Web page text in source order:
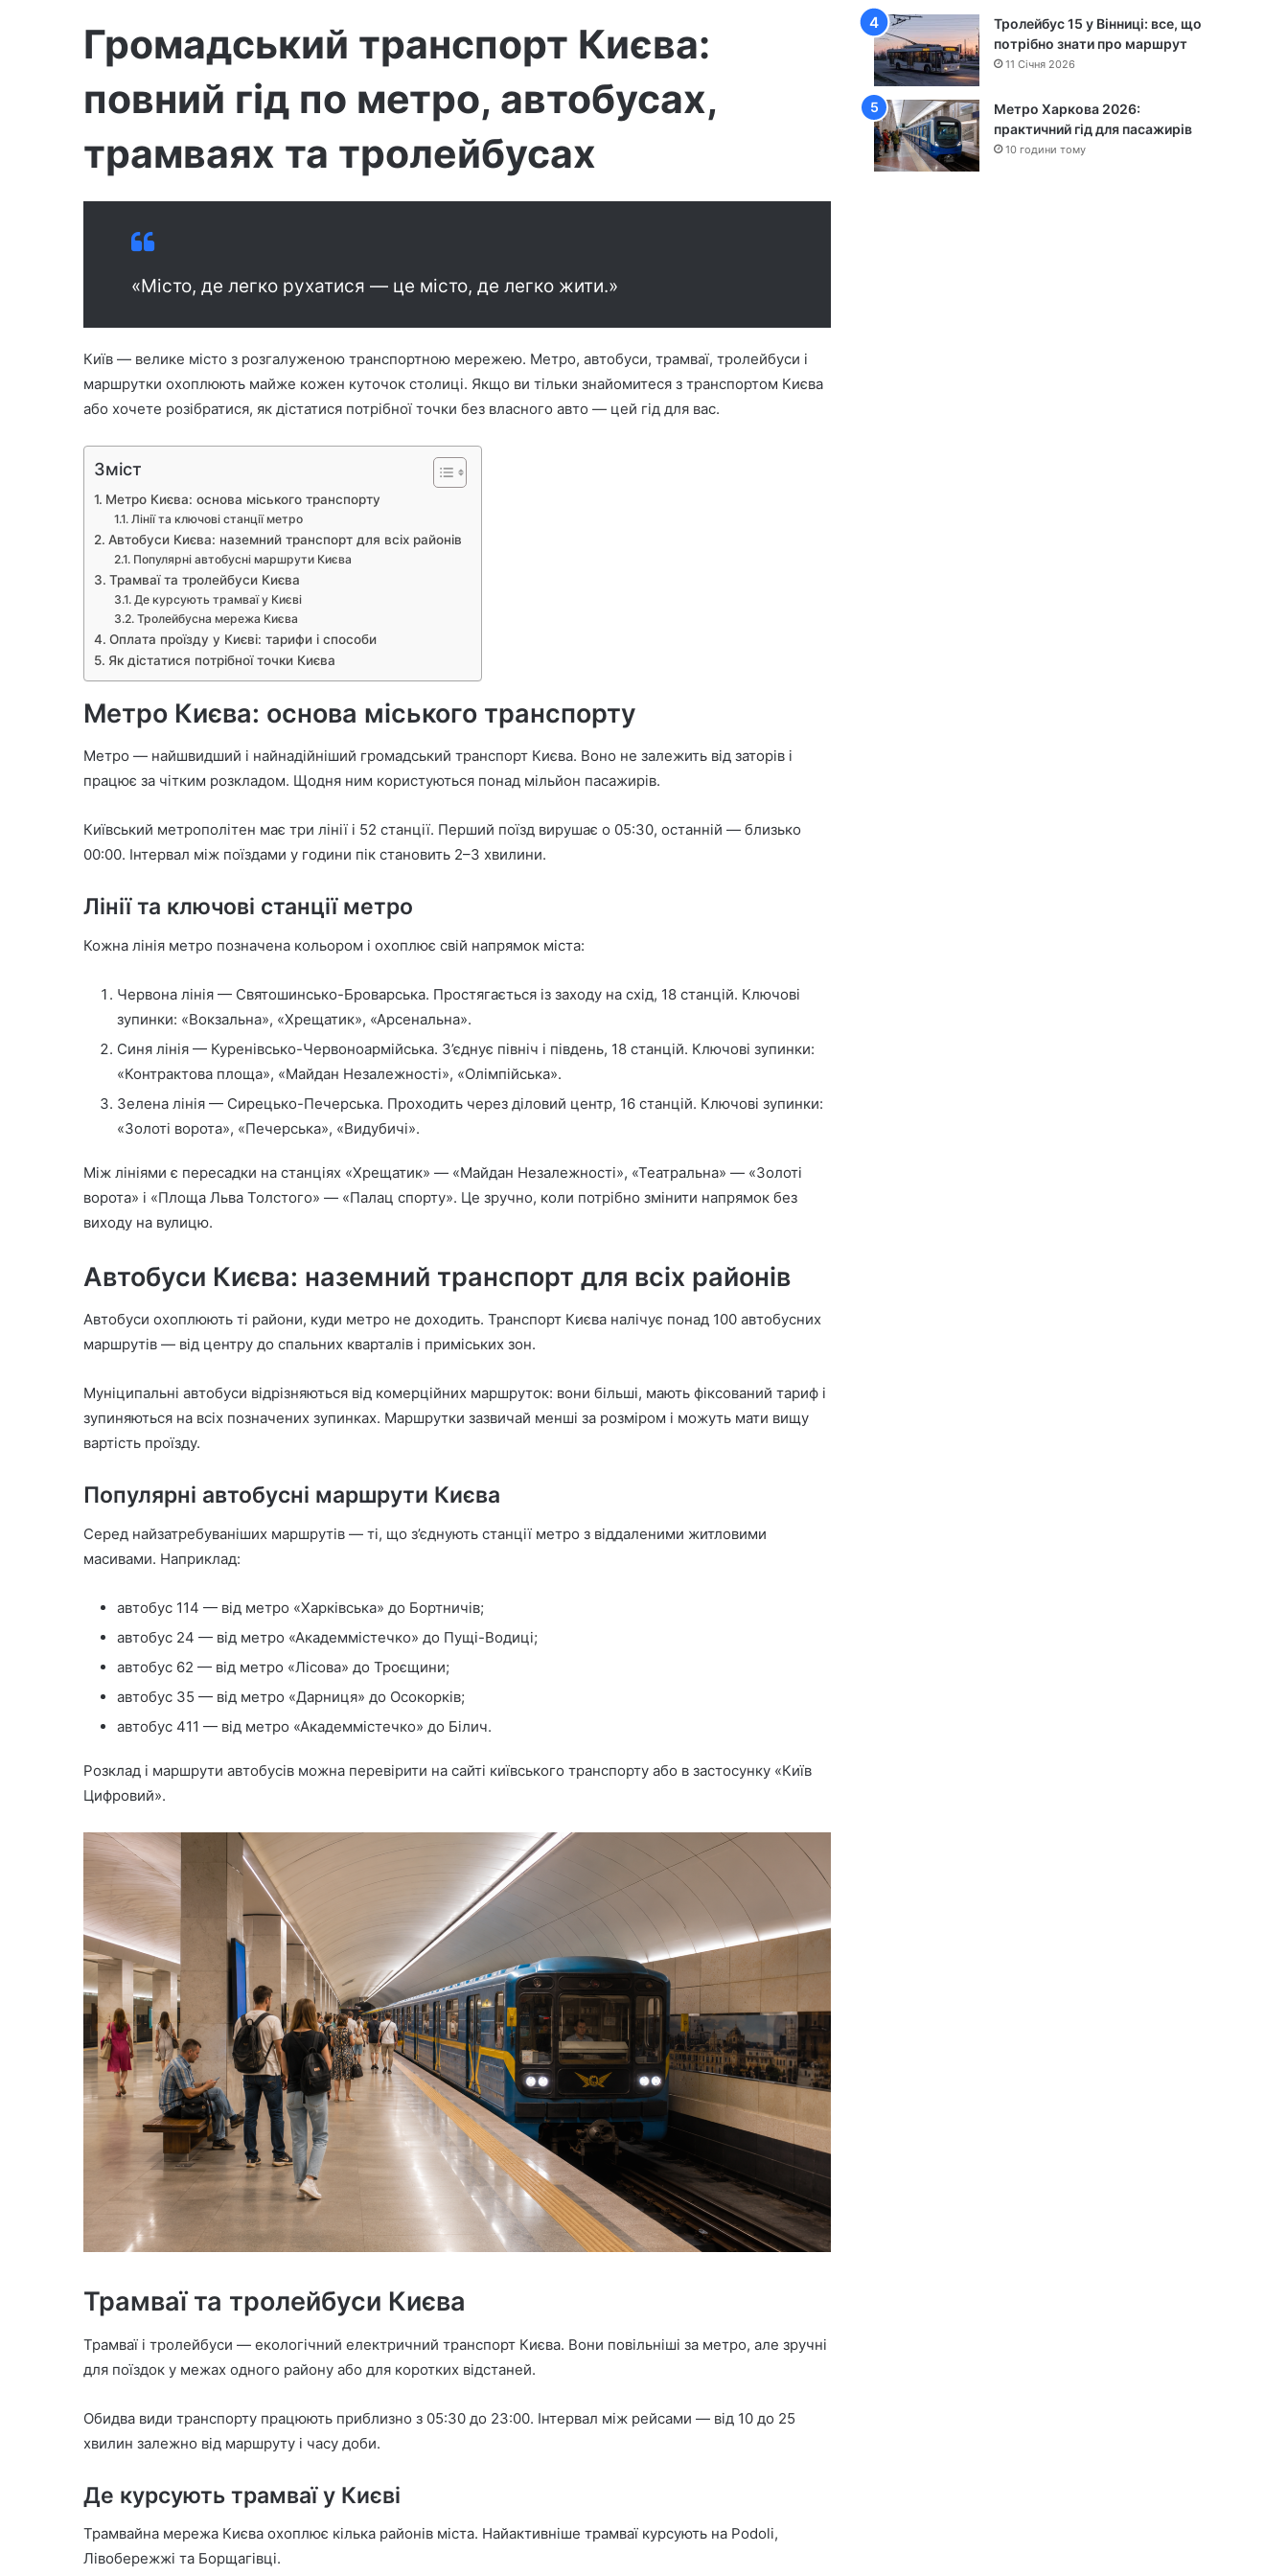
Громадський транспорт Києва:
повний гід по метро, автобусах,
трамваях та тролейбусах
«Місто, де легко рухатися — це місто, де легко жити.»
Київ — велике місто з розгалуженою транспортною мережею. Метро, автобуси, трамваї, тролейбуси і
маршрутки охоплюють майже кожен куточок столиці. Якщо ви тільки знайомитеся з транспортом Києва
або хочете розібратися, як дістатися потрібної точки без власного авто — цей гід для вас.
Зміст
Метро Києва: основа міського транспорту
Лінії та ключові станції метро
Автобуси Києва: наземний транспорт для всіх районів
Популярні автобусні маршрути Києва
Трамваї та тролейбуси Києва
Де курсують трамваї у Києві
Тролейбусна мережа Києва
Оплата проїзду у Києві: тарифи і способи
Як дістатися потрібної точки Києва
Метро Києва: основа міського транспорту
Метро — найшвидший і найнадійніший громадський транспорт Києва. Воно не залежить від заторів і
працює за чітким розкладом. Щодня ним користуються понад мільйон пасажирів.
Київський метрополітен має три лінії і 52 станції. Перший поїзд вирушає о 05:30, останній — близько
00:00. Інтервал між поїздами у години пік становить 2–3 хвилини.
Лінії та ключові станції метро
Кожна лінія метро позначена кольором і охоплює свій напрямок міста:
Червона лінія — Святошинсько-Броварська. Простягається із заходу на схід, 18 станцій. Ключові
зупинки: «Вокзальна», «Хрещатик», «Арсенальна».
Синя лінія — Куренівсько-Червоноармійська. З’єднує північ і південь, 18 станцій. Ключові зупинки:
«Контрактова площа», «Майдан Незалежності», «Олімпійська».
Зелена лінія — Сирецько-Печерська. Проходить через діловий центр, 16 станцій. Ключові зупинки:
«Золоті ворота», «Печерська», «Видубичі».
Між лініями є пересадки на станціях «Хрещатик» — «Майдан Незалежності», «Театральна» — «Золоті
ворота» і «Площа Льва Толстого» — «Палац спорту». Це зручно, коли потрібно змінити напрямок без
виходу на вулицю.
Автобуси Києва: наземний транспорт для всіх районів
Автобуси охоплюють ті райони, куди метро не доходить. Транспорт Києва налічує понад 100 автобусних
маршрутів — від центру до спальних кварталів і приміських зон.
Муніципальні автобуси відрізняються від комерційних маршруток: вони більші, мають фіксований тариф і
зупиняються на всіх позначених зупинках. Маршрутки зазвичай менші за розміром і можуть мати вищу
вартість проїзду.
Популярні автобусні маршрути Києва
Серед найзатребуваніших маршрутів — ті, що з’єднують станції метро з віддаленими житловими
масивами. Наприклад:
автобус 114 — від метро «Харківська» до Бортничів;
автобус 24 — від метро «Академмістечко» до Пущі-Водиці;
автобус 62 — від метро «Лісова» до Троєщини;
автобус 35 — від метро «Дарниця» до Осокорків;
автобус 411 — від метро «Академмістечко» до Білич.
Розклад і маршрути автобусів можна перевірити на сайті київського транспорту або в застосунку «Київ
Цифровий».
Трамваї та тролейбуси Києва
Трамваї і тролейбуси — екологічний електричний транспорт Києва. Вони повільніші за метро, але зручні
для поїздок у межах одного району або для коротких відстаней.
Обидва види транспорту працюють приблизно з 05:30 до 23:00. Інтервал між рейсами — від 10 до 25
хвилин залежно від маршруту і часу доби.
Де курсують трамваї у Києві
Трамвайна мережа Києва охоплює кілька районів міста. Найактивніше трамваї курсують на Podoli,
Лівобережжі та Борщагівці.
Тролейбус 15 у Вінниці: все, що
потрібно знати про маршрут
11 Січня 2026
Метро Харкова 2026:
практичний гід для пасажирів
10 години тому